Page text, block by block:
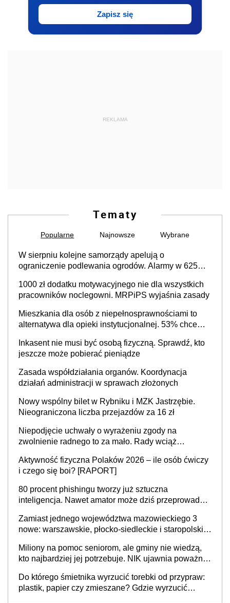
Zapisz się
REKLAMA
Tematy
Popularne Najnowsze Wybrane
W sierpniu kolejne samorządy apelują o
ograniczenie podlewania ogrodów. Alarmy w 625
cały kraj
1000 zł dodatku motywacyjnego nie dla wszystkich
pracowników noclegowni. MRPiPS wyjaśnia zasady
Mieszkania dla osób z niepełnosprawnościami to
alternatywa dla opieki instytucjonalnej. 53% chce
Inkasent nie musi być osobą fizyczną. Sprawdź, kto
jeszcze może pobierać pieniądze
Zasada współdziałania organów. Koordynacja
działań administracji w sprawach złożonych
Nowy wspólny bilet w Rybniku i MZK Jastrzębie.
Nieograniczona liczba przejazdów za 16 zł
Niepodjęcie uchwały o wyrażeniu zgody na
zwolnienie radnego to za mało. Rady wciąż
sprawy
Aktywność fizyczna Polaków 2026 – ile osób ćwiczy
i czego się boi? [RAPORT]
80 procent phishingu tworzy już sztuczna
inteligencja. Nawet amator może dziś przeprowadzić
Zamiast jednego województwa mazowieckiego 3
nowe: warszawskie, płocko-siedleckie i staropolskie.
stołecznych
Miliony na pomoc seniorom, ale gminy nie wiedzą,
kto najbardziej jej potrzebuje. NIK ujawnia poważną
Do którego śmietnika wyrzucić torebki od przypraw:
plastik, papier czy zmieszane? Gdzie wyrzucić